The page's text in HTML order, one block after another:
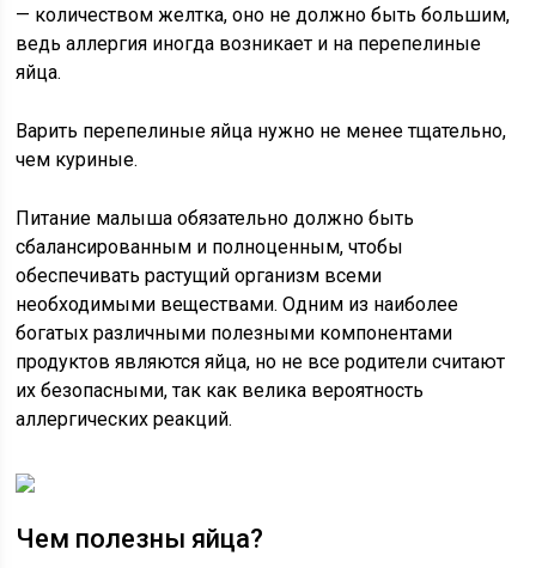
— количеством желтка, оно не должно быть большим,
ведь аллергия иногда возникает и на перепелиные
яйца.
Варить перепелиные яйца нужно не менее тщательно,
чем куриные.
Питание малыша обязательно должно быть
сбалансированным и полноценным, чтобы
обеспечивать растущий организм всеми
необходимыми веществами. Одним из наиболее
богатых различными полезными компонентами
продуктов являются яйца, но не все родители считают
их безопасными, так как велика вероятность
аллергических реакций.
Чем полезны яйца?